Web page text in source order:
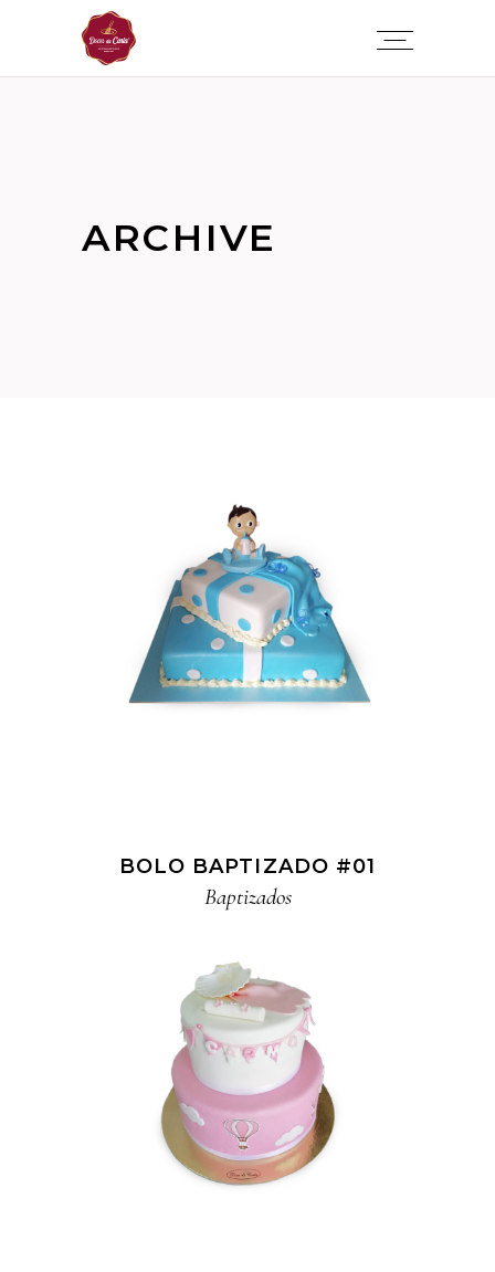
ARCHIVE
BOLO BAPTIZADO #01
Baptizados